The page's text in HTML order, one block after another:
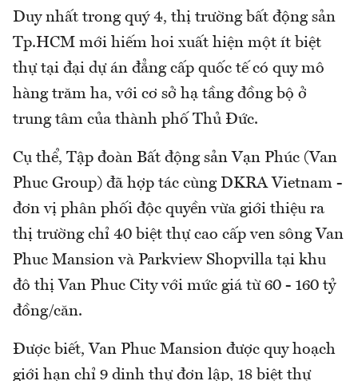
Duy nhất trong quý 4, thị trường bất động sản
Tp.HCM mới hiếm hoi xuất hiện một ít biệt
thự tại đại dự án đẳng cấp quốc tế có quy mô
hàng trăm ha, với cơ sở hạ tầng đồng bộ ở
trung tâm của thành phố Thủ Đức.
Cụ thể, Tập đoàn Bất động sản Vạn Phúc (Van
Phuc Group) đã hợp tác cùng DKRA Vietnam -
đơn vị phân phối độc quyền vừa giới thiệu ra
thị trường chỉ 40 biệt thự cao cấp ven sông Van
Phuc Mansion và Parkview Shopvilla tại khu
đô thị Van Phuc City với mức giá từ 60 - 160 tỷ
đồng/căn.
Được biết, Van Phuc Mansion được quy hoạch
giới hạn chỉ 9 dinh thự đơn lập, 18 biệt thự